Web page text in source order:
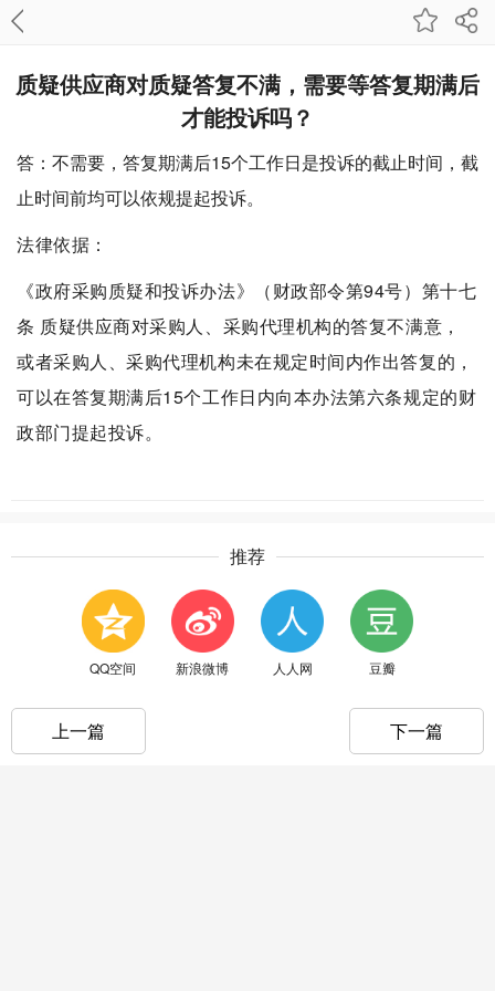
质疑供应商对质疑答复不满，需要等答复期满后
才能投诉吗？
答： 不需要，答复期满后15个工作日是投诉的截止时间，截
止时间前均可以依规提起投诉。
法律依据：
《政府采购质疑和投诉办法》（财政部令第94号）第十七
条 质疑供应商对采购人、采购代理机构的答复不满意，
或者采购人、采购代理机构未在规定时间内作出答复的，
可以在答复期满后15个工作日内向本办法第六条规定的财
政部门提起投诉。
推荐
QQ空间 新浪微博 人人网 豆瓣
上一篇 下一篇